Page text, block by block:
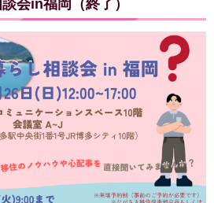
会in福岡（終了）